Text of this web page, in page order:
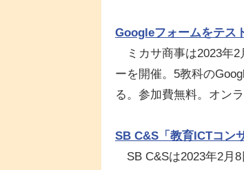
Googleフォームをテス
ミカサ商事は2023年2
ーを開催。5教科の
る。参加費無料。オンラ
SB C&S「教育ICTコン
SB C&Sは2023年2月8